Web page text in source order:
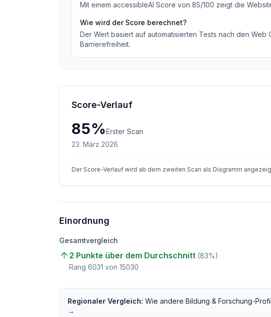
Mit einem accessibleAI Score von 85/100 zeigt die
Wie wird der Score berechnet?
Der Wert basiert auf automatisierten Tests nach den
Barrierefreiheit.
Score-Verlauf
85%Erster Scan
23. März 2026
Der Score-Verlauf wird ab dem zweiten Scan als Diagramm
Einordnung
Gesamtvergleich
2 Punkte über dem Durchschnitt (83%)
Rang 6031 von 15030
Regionaler Vergleich: Wie andere Bildung & Forschung-
→